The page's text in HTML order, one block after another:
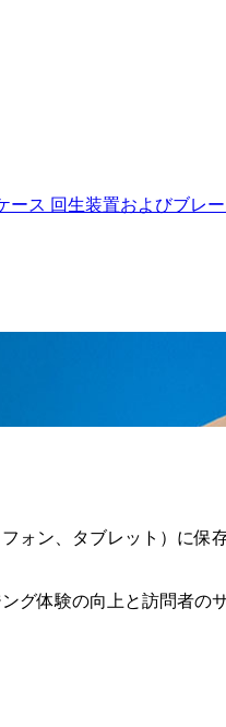
ース 回生装置およびブレ
ォン、タブレット）に保
グ体験の向上と訪問者の